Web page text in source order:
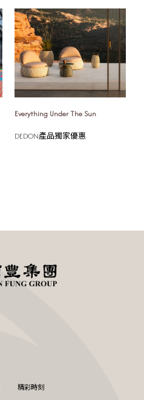
Everything Under The Sun
DEDON產品獨家優惠
精彩時刻